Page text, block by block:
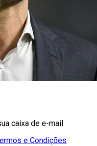
caixa de e-mail
e Condições